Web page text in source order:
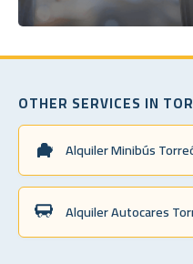
OTHER SERVICES IN
Alquiler Minibús
Alquiler Autocares